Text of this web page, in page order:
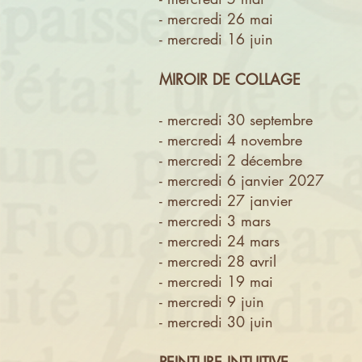
- mercredi 26 mai
- mercredi 16 juin
MIROIR DE COLLAGE
- mercredi 30 septembre
- mercredi 4 novembre
- mercredi 2 décembre
- mercredi 6 janvier 2027
- mercredi 27 janvier
- mercredi 3 mars
- mercredi 24 mars
- mercredi 28 avril
- mercredi 19 mai
- mercredi 9 juin
- mercredi 30 juin